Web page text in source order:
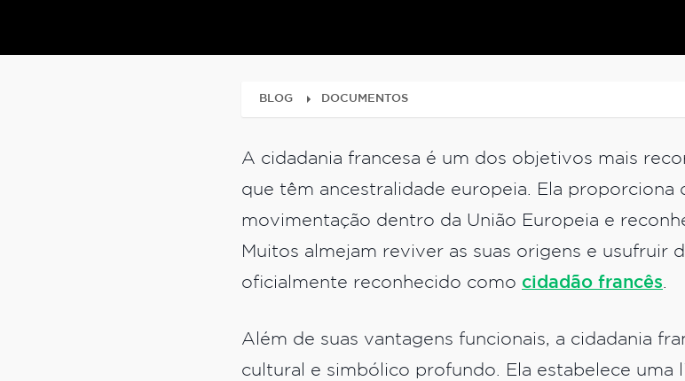
BLOG DOCUMENTOS
A cidadania francesa é um dos objetivos mais
que têm ancestralidade europeia. Ela proporciona
movimentação dentro da União Europeia e
Muitos almejam reviver as suas origens e usufruir
oficialmente reconhecido como cidadão francês
Além de suas vantagens funcionais, a cidadania
cultural e simbólico profundo. Ela estabelece uma